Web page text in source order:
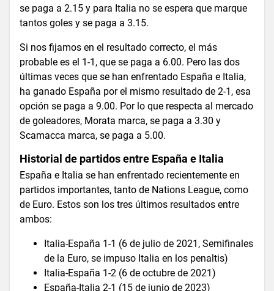
se paga a 2.15 y para Italia no se espera que marque
tantos goles y se paga a 3.15.
Si nos fijamos en el resultado correcto, el más
probable es el 1-1, que se paga a 6.00. Pero las dos
últimas veces que se han enfrentado España e Italia,
ha ganado España por el mismo resultado de 2-1, esa
opción se paga a 9.00. Por lo que respecta al mercado
de goleadores, Morata marca, se paga a 3.30 y
Scamacca marca, se paga a 5.00.
Historial de partidos entre España e Italia
España e Italia se han enfrentado recientemente en
partidos importantes, tanto de Nations League, como
de Euro. Estos son los tres últimos resultados entre
ambos:
Italia-España 1-1 (6 de julio de 2021, Semifinales
de la Euro, se impuso Italia en los penaltis)
Italia-España 1-2 (6 de octubre de 2021)
España-Italia 2-1 (15 de junio de 2023)